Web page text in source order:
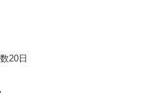
20日